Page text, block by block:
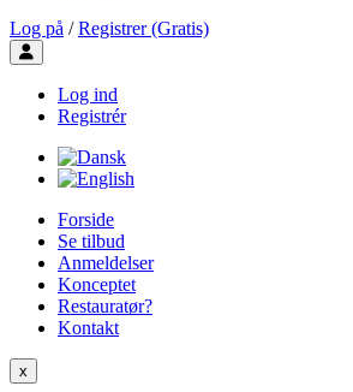
Log på / Registrer (Gratis)
Toggle user menu
Log ind
Registrér
Forside
Se tilbud
Anmeldelser
Konceptet
Restauratør?
Kontakt
x